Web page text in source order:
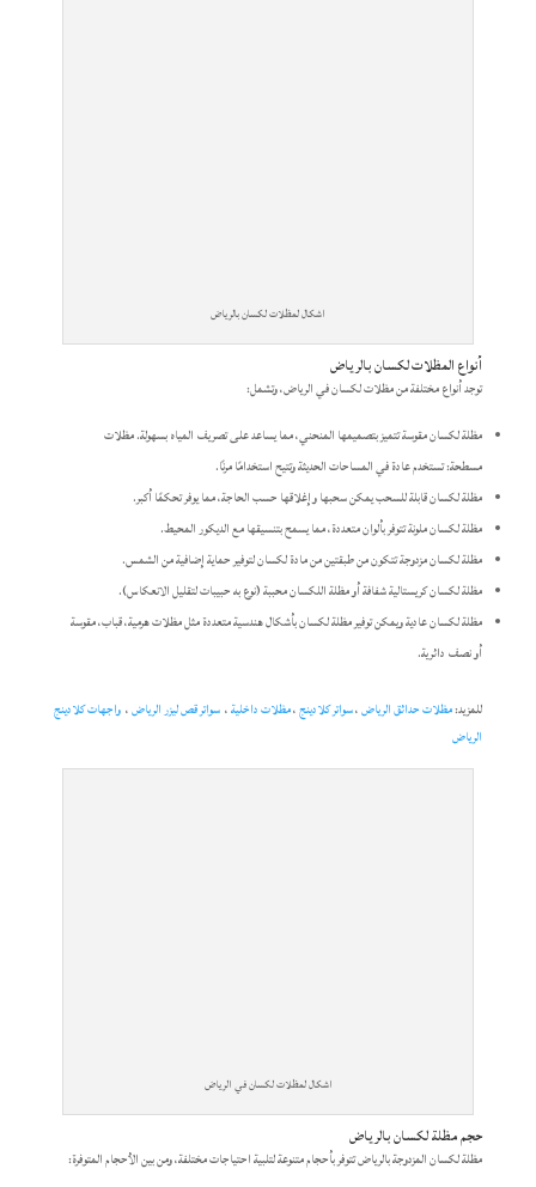
اشكال لمظلات لكسان بالرياض
أنواع المظلات لكسان بالرياض
توجد أنواع مختلفة من مظلات لكسان في الرياض، وتشمل:
مظلة لكسان مقوسة تتميز بتصميمها المنحني، مما يساعد على تصريف المياه بسهولة. مظلات
مسطحة: تستخدم عادة في المساحات الحديثة وتتيح استخدامًا مرنًا.
مظلة لكسان قابلة للسحب يمكن سحبها وإغلاقها حسب الحاجة، مما يوفر تحكمًا أكبر.
مظلة لكسان ملونة تتوفر بألوان متعددة، مما يسمح بتنسيقها مع الديكور المحيط.
مظلة لكسان مزدوجة تتكون من طبقتين من مادة لكسان لتوفير حماية إضافية من الشمس.
مظلة لكسان كريستالية شفافة أو مظلة اللكسان محببة (نوع به حبيبات لتقليل الانعكاس).
مظلة لكسان عادية ويمكن توفير مظلة لكسان بأشكال هندسية متعددة مثل مظلات هرمية، قباب، مقوسة
أو نصف دائرية.
للمزيد:مظلات حدائق الرياض،سواتر كلادينج،مظلات داخلية، سواتر قص ليزر الرياض، واجهات كلادينج
الرياض
اشكال لمظلات لكسان في الرياض
حجم مظلة لكسان بالرياض
مظلة لكسان المزدوجة بالرياض تتوفر بأحجام متنوعة لتلبية احتياجات مختلفة، ومن بين الأحجام المتوفرة: